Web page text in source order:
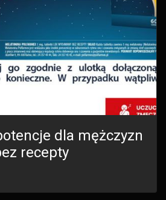
dla mężczyzn
recepty